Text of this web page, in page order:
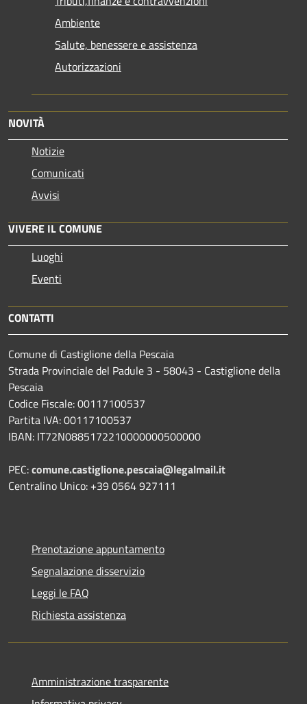
Ambiente
Salute, benessere e assistenza
Autorizzazioni
NOVITÀ
Notizie
Comunicati
Avvisi
VIVERE IL COMUNE
Luoghi
Eventi
CONTATTI
Comune di Castiglione della Pescaia
Strada Provinciale del Padule 3 - 58043 - Castiglione della
Pescaia
Codice Fiscale: 00117100537
Partita IVA: 00117100537
IBAN: IT72N0885172210000000500000
PEC:comune.castiglione.pescaia@legalmail.it
Centralino Unico: +39 0564 927111
Prenotazione appuntamento
Segnalazione disservizio
Leggi le FAQ
Richiesta assistenza
Amministrazione trasparente